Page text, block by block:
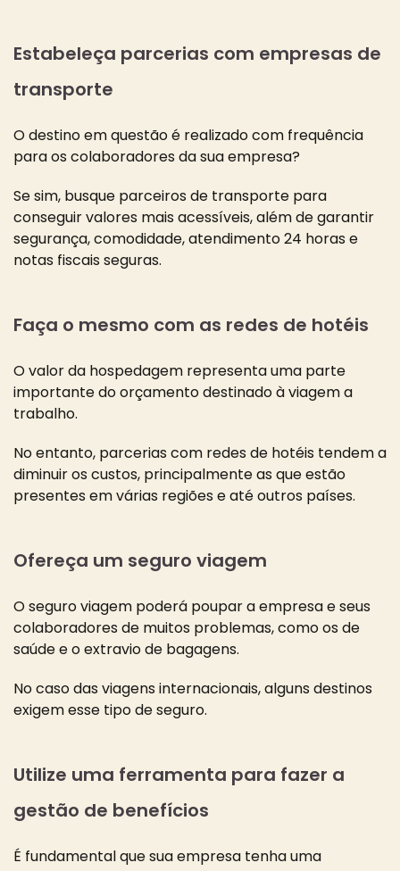
Estabeleça parcerias com empresas de
transporte
O destino em questão é realizado com frequência
para os colaboradores da sua empresa?
Se sim, busque parceiros de transporte para
conseguir valores mais acessíveis, além de garantir
segurança, comodidade, atendimento 24 horas e
notas fiscais seguras.
Faça o mesmo com as redes de hotéis
O valor da hospedagem representa uma parte
importante do orçamento destinado à viagem a
trabalho.
No entanto, parcerias com redes de hotéis tendem a
diminuir os custos, principalmente as que estão
presentes em várias regiões e até outros países.
Ofereça um seguro viagem
O seguro viagem poderá poupar a empresa e seus
colaboradores de muitos problemas, como os de
saúde e o extravio de bagagens.
No caso das viagens internacionais, alguns destinos
exigem esse tipo de seguro.
Utilize uma ferramenta para fazer a
gestão de benefícios
É fundamental que sua empresa tenha uma